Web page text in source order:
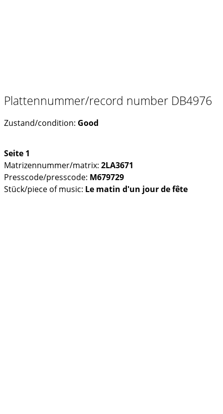
Plattennummer/record number DB4976
Zustand/condition: Good
Seite 1
Matrizennummer/matrix: 2LA3671
Presscode/presscode: M679729
Stück/piece of music: Le matin d'un jour de fête